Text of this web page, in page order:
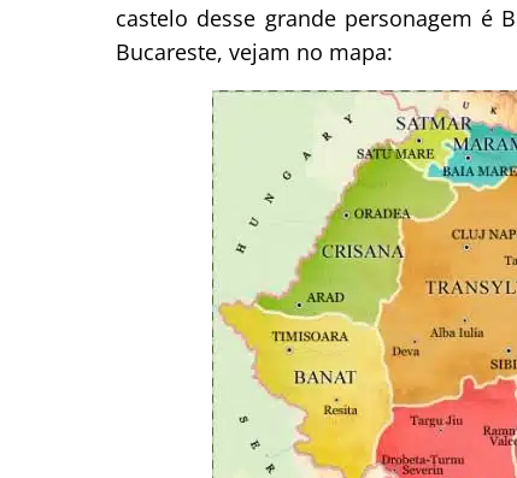
castelo desse grande personagem é
Bucareste, vejam no mapa: